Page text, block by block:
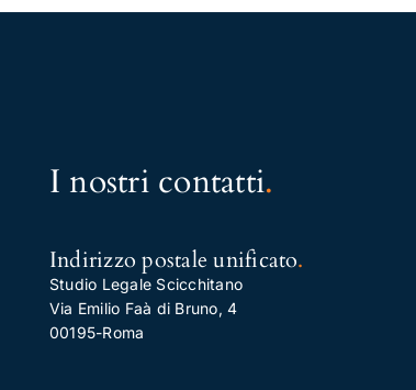
I nostri contatti.
Indirizzo postale unificato.
Studio Legale Scicchitano
Via Emilio Faà di Bruno, 4
00195-Roma